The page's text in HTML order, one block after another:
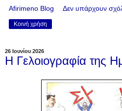
Afirimeno Blog Δεν υπάρχουν
Κοινή χρήση
26 Ιουνίου 2026
Η Γελοιογραφία της